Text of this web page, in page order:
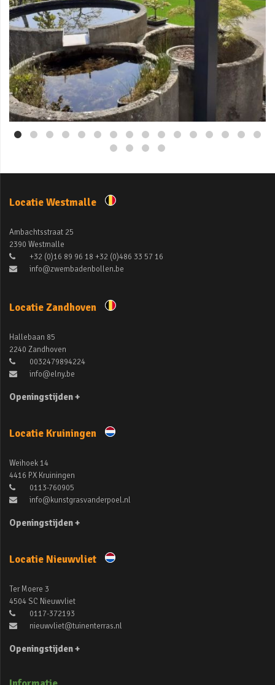
Mei 3
Locatie Westmalle
Ambachtsstraat 25
2390 Westmalle
+32 (0)16 89 96 18 +32 (0)486 33 57 16
info@zwembadenbollen.be
Locatie Zandhoven
Hallebaan 85
2240 Zandhoven
0032479894224
info@elny.be
Openingstijden +
Locatie Kruiningen
Weihoek 14
4416 PX Kruiningen
0113-760905
info@kunstgrasvanderpoel.nl
Openingstijden +
Locatie Nieuwvliet
Ter Moere 3
4504 SC Nieuwvliet
0117-372193
nieuwvliet@tuinenterras.nl
Openingstijden +